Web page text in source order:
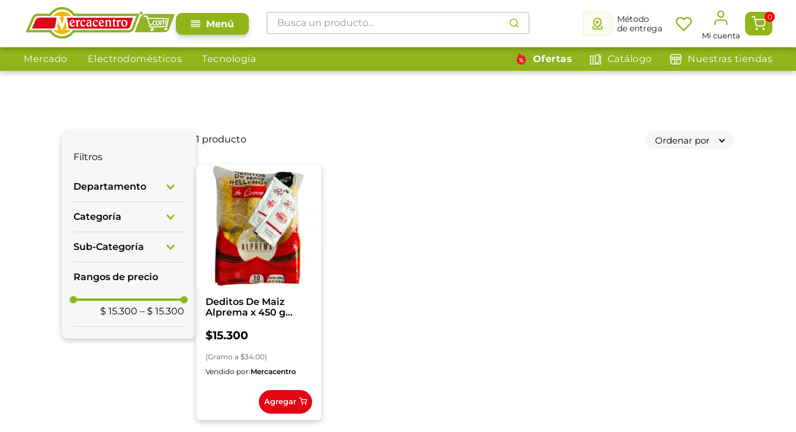
Busca un producto...
Método
de entrega
Mi cuenta
0
Mercado Electrodomésticos Tecnología Ofertas Catálogo Nuestras tiendas
Filtros
Departamento
Mercado
Categoría
Alimentos
Congelados
Sub-Categoría
Comida Precocida
Rangos de precio
$ 15.300 – $ 15.300
1 producto Ordenar por
Deditos De Maiz
Alprema x 450 g
$15.300
(Gramo a $34.00)
Vendido por:Mercacentro
Agregar